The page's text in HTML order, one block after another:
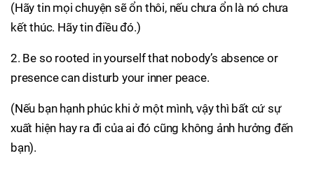
(Hãy tin mọi chuyện sẽ ổn thôi, nếu chưa ổn là nó chưa
kết thúc. Hãy tin điều đó.)
2. Be so rooted in yourself that nobody’s absence or
presence can disturb your inner peace.
(Nếu bạn hạnh phúc khi ở một mình, vậy thì bất cứ sự
xuất hiện hay ra đi của ai đó cũng không ảnh hưởng đến
bạn).